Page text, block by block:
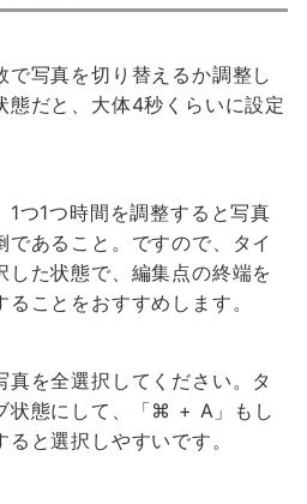
で写真を切り替えるか調整し
態だと、大体4秒くらいに設定
1つ1つ時間を調整すると写真
あること。ですので、タイ
した状態で、編集点の終端を
ことをおすすめします。
真を全選択してください。タ
状態にして、「⌘ + A」もし
と選択しやすいです。